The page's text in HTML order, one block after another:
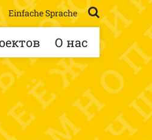
О нас
Einfache Sprache